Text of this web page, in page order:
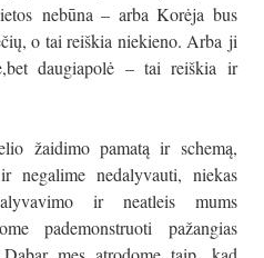
nebūna – arba Korėja bus
o tai reiškia niekieno. Arba ji
daugiapolė – tai reiškia ir
žaidimo pamatą ir schemą,
negalime nedalyvauti, niekas
ir neatleis mums
pademonstruoti pažangias